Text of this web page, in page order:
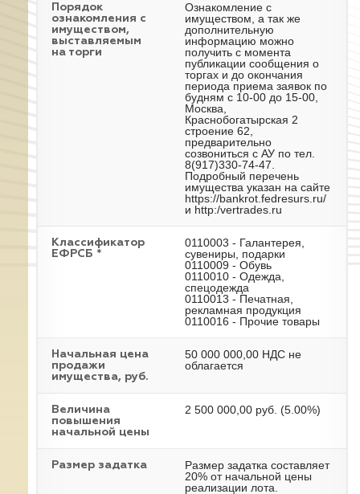
Порядок
ознакомления с
имуществом,
выставляемым
на торги
Ознакомление с
имуществом, а так же
дополнительную
информацию можно
получить с момента
публикации сообщения о
торгах и до окончания
периода приема заявок по
будням с 10-00 до 15-00,
Москва,
Краснобогатырская 2
строение 62,
предварительно
созвониться с АУ по тел.
8(917)330-74-47.
Подробный перечень
имущества указан на сайте
https://bankrot.fedresurs.ru/
и http:/vertrades.ru
Классификатор
ЕФРСБ *
0110003 - Галантерея,
сувениры, подарки
0110009 - Обувь
0110010 - Одежда,
спецодежда
0110013 - Печатная,
рекламная продукция
0110016 - Прочие товары
Начальная цена
продажи
имущества, руб.
50 000 000,00 НДС не
облагается
Величина
повышения
начальной цены
2 500 000,00 руб. (5.00%)
Размер задатка
Размер задатка составляет
20% от начальной цены
реализации лота.